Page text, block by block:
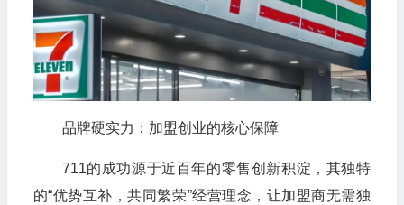
品牌硬实力：加盟创业的核心保障
711的成功源于近百年的零售创新积淀，其独特
的“优势互补，共同繁荣”经营理念，让加盟商无需独